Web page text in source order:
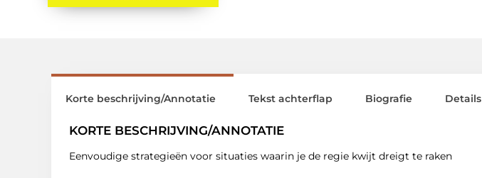
Korte beschrijving/Annotatie
KORTE BESCHRIJVING/ANNOTATIE
Eenvoudige strategieën voor situaties waarin je de regie kwijt dreigt te raken
Tekst achterflap Biografie Details